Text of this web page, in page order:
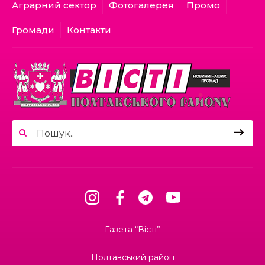
05.07.2026
Шлях до тебе
04.07.2026
систему підтримки ментального
здоров’я: досвід, яким діляться з
як уряд планує карати затятих
порушників ПДР
запрацюють у “Дії”
Аграрний сектор Фотогалерея Промо
Громади Контакти
Газета “Вісті”
Полтавський район